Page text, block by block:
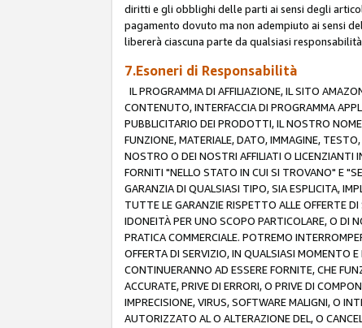
diritti e gli obblighi delle parti ai sensi degli
pagamento dovuto ma non adempiuto ai sensi
libererà ciascuna parte da qualsiasi
7.Esoneri di Responsabilità
IL PROGRAMMA DI AFFILIAZIONE, IL SITO
CONTENUTO, INTERFACCIA DI PROGRAMMA
PUBBLICITARIO DEI PRODOTTI, IL NOSTRO
FUNZIONE, MATERIALE, DATO, IMMAGINE,
NOSTRO O DEI NOSTRI AFFILIATI O LICENZIANTI
FORNITI "NELLO STATO IN CUI SI TROVANO" E
GARANZIA DI QUALSIASI TIPO, SIA ESPLICITA,
TUTTE LE GARANZIE RISPETTO ALLE OFFERTE
IDONEITÀ PER UNO SCOPO PARTICOLARE, O DI
PRATICA COMMERCIALE. POTREMO
OFFERTA DI SERVIZIO, IN QUALSIASI MOMENTO
CONTINUERANNO AD ESSERE FORNITE, CHE
ACCURATE, PRIVE DI ERRORI, O PRIVE DI
IMPRECISIONE, VIRUS, SOFTWARE MALIGNI, O
AUTORIZZATO AL O ALTERAZIONE DEL, O